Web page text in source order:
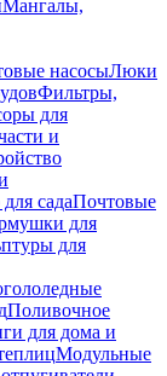
Мангалы,
насосыЛюки
Фильтры,
для
и
садаПочтовые
для
для
Поливочное
для дома и
Модульные